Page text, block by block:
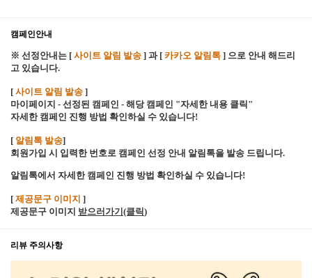
캠페인안내
※ 선정안내는 [ 사이트 알림 발송 ] 과 [ 카카오 알림톡 ] 으로 안내 해드리
고 있습니다.
[ 사이트 알림 발송 ]
마이페이지 - 선정된 캠페인 - 해당 캠페인 "자세한 내용 클릭"
자세한 캠페인 진행 방법 확인하실 수 있습니다!
[ 알림톡 발송]
회원가입 시 입력한 번호로 캠페인 선정 안내 알림톡을 발송 드립니다.
알림톡에서 자세한 캠페인 진행 방법 확인하실 수 있습니다!
[ 제공문구 이미지 ]
제공문구 이미지 받으러가기(클릭)
리뷰 주의사항